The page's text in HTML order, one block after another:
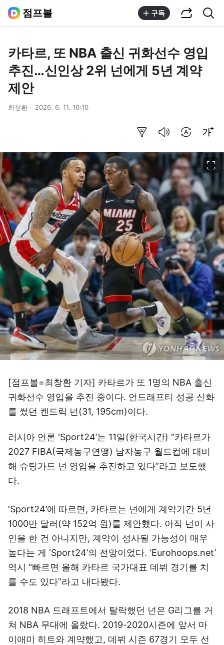
점프볼 구독
카타르, 또 NBA 출신 귀화선수 영입
추진…신인상 2위 넌에게 5년 계약
제안
최창환 2026. 6. 11. 10:10
[점프볼=최창환 기자] 카타르가 또 1명의 NBA 출신
귀화선수 영입을 추진 중이다. 언드래프티 성공 신화
를 썼던 켄드릭 넌(31, 195cm)이다.
러시아 언론 ‘Sport24’는 11일(한국시간) “카타르가
2027 FIBA(국제농구연맹) 남자농구 월드컵에 대비
해 슈팅가드 넌 영입을 추진하고 있다”라고 보도했
다.
‘Sport24’에 따르면, 카타르는 넌에게 계약기간 5년
1000만 달러(약 152억 원)를 제안했다. 아직 넌이 사
인을 한 건 아니지만, 계약이 성사될 가능성이 매우
높다는 게 ‘Sport24’의 전망이었다. ‘Eurohoops.net’
역시 “빠르면 올해 카타르 국가대표 데뷔 경기를 치
를 수도 있다”라고 내다봤다.
2018 NBA 드래프트에서 탈락했던 넌은 G리그를 거
쳐 NBA 무대에 올랐다. 2019-2020시즌에 앞서 마
이애미 히트와 계약했고, 데뷔 시즌 67경기 모두 선